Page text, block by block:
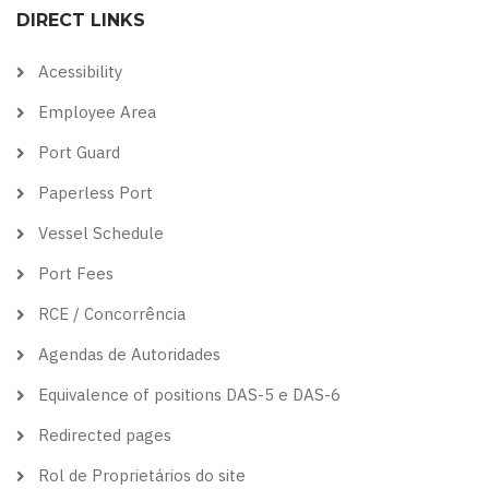
themethemevisibilitytheme
DIRECT LINKS
Acessibility
Employee Area
Port Guard
Paperless Port
Vessel Schedule
Port Fees
RCE / Concorrência
Agendas de Autoridades
Equivalence of positions DAS-5 e DAS-6
Redirected pages
Rol de Proprietários do site